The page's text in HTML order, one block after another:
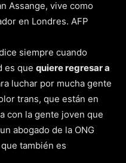
Assange, vive como
en Londres. AFP
siempre cuando
es que quiere regresar a
luchar por mucha gente
trans, que están en
con la gente joven que
abogado de la ONG
que también es